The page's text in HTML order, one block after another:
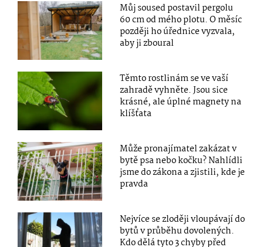
Můj soused postavil pergolu
60 cm od mého plotu. O měsíc
později ho úřednice vyzvala,
aby ji zboural
Těmto rostlinám se ve vaší
zahradě vyhněte. Jsou sice
krásné, ale úplné magnety na
klíšťata
Může pronajímatel zakázat v
bytě psa nebo kočku? Nahlídli
jsme do zákona a zjistili, kde je
pravda
Nejvíce se zloději vloupávají do
bytů v průběhu dovolených.
Kdo dělá tyto 3 chyby před